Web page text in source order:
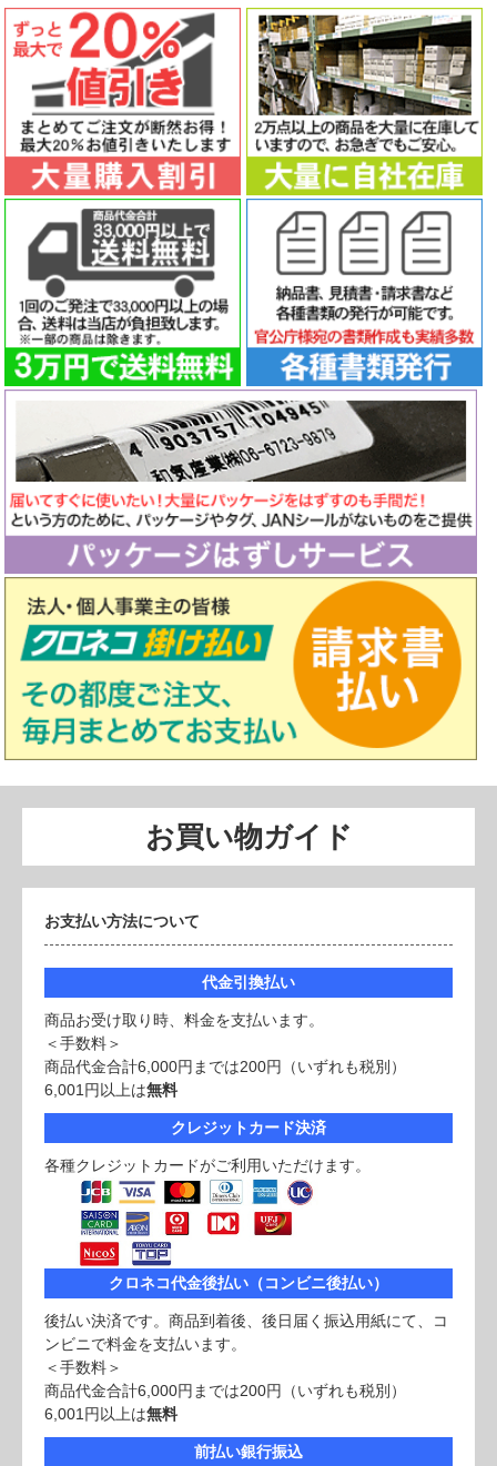
お買い物ガイド
お支払い方法について
代金引換払い
商品お受け取り時、料金を支払います。
＜手数料＞
商品代金合計6,000円までは200円（いずれも税別）
6,001円以上は無料
クレジットカード決済
各種クレジットカードがご利用いただけます。
クロネコ代金後払い（コンビニ後払い）
後払い決済です。商品到着後、後日届く振込用紙にて、コ
ンビニで料金を支払います。
＜手数料＞
商品代金合計6,000円までは200円（いずれも税別）
6,001円以上は無料
前払い銀行振込